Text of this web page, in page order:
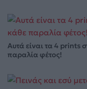
Αυτά είναι τα 4 prints
παραλία φέτος!